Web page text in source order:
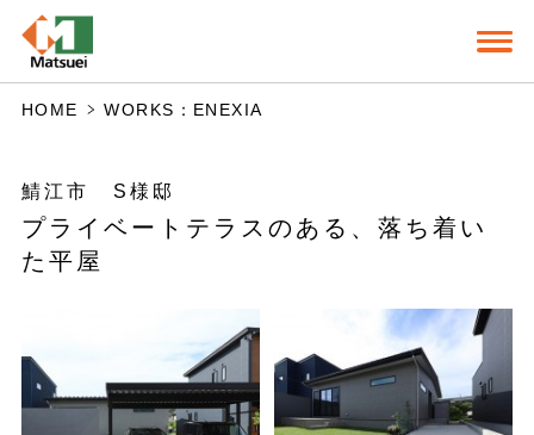
HOME WORKS：ENEXIA
鯖江市 S様邸
プライベートテラスのある、落ち着い
た平屋